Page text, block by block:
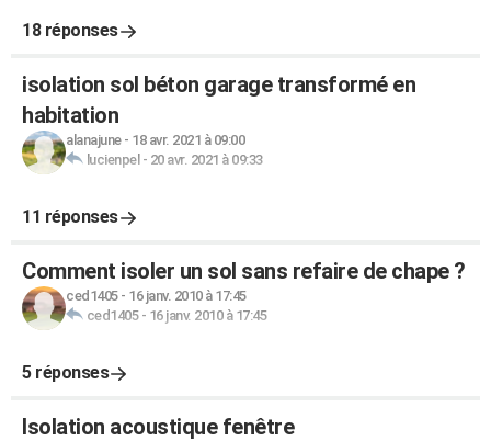
18 réponses
isolation sol béton garage transformé en
habitation
alanajune- 18 avr. 2021 à 09:00
lucienpel - 20 avr. 2021 à 09:33
11 réponses
Comment isoler un sol sans refaire de chape ?
ced1405- 16 janv. 2010 à 17:45
ced1405- 16 janv. 2010 à 17:45
5 réponses
Isolation acoustique fenêtre